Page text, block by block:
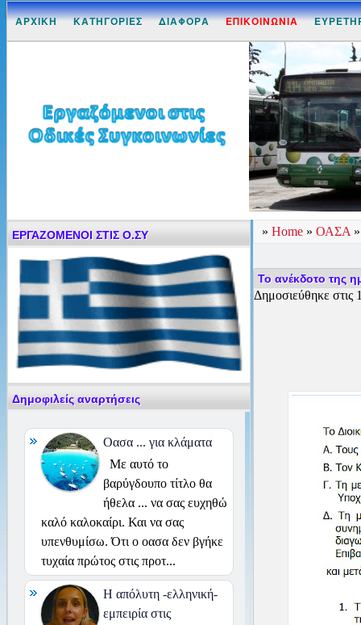
ΑΡΧΙΚΗ ΚΑΤΗΓΟΡΙΕΣ ΔΙΑΦΟΡΑ ΕΠΙΚΟΙΝΩΝΙΑ
» Home » ΟΑΣΑ
Το ανέκδοτο της
Δημοσιεύθηκε στις
ΕΡΓΑΖΟΜΕΝΟΙ ΣΤΙΣ Ο.ΣΥ
Δημοφιλείς αναρτήσεις
Οασα ... για κλάματα
Με αυτό το
βαρύγδουπο τίτλο θα
ήθελα ... να σας ευχηθώ
καλό καλοκαίρι. Και να σας
υπενθυμίσω. Ότι ο οασα δεν βγήκε
τυχαία πρώτος στις προτ...
H απόλυτη -ελληνική-
εμπειρία στις